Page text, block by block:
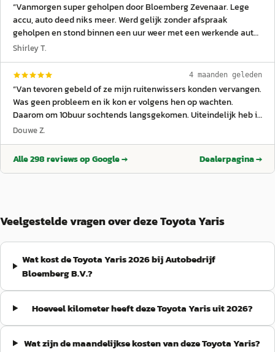
“Vanmorgen super geholpen door Bloemberg Zevenaar. Lege
accu, auto deed niks meer. Werd gelijk zonder afspraak
geholpen en stond binnen een uur weer met een werkende auto
buiten!!!”
Shirley T.
4 maanden geleden
“Van tevoren gebeld of ze mijn ruitenwissers konden vervangen.
Was geen probleem en ik kon er volgens hen op wachten.
Daarom om 10buur sochtends langsgekomen. Uiteindelijk heb ik
ruim 2 uur moeten wachten voordat ik geholpen werd zonder dat
houding bij de receptie kwam bovendien onverschillig over.
Alsof dat nog niet genoeg was, duurde het ook nog eens een
is de laatste keer. Reaktie garage: de volgende morgen heeft de
garage direct contact met ons opgenomen en zijn excuses
aangeboden. Ik waardeer dat de garage zelf contact heeft
opgenomen en openstaan voor intern onderzoek. Ik hoop dat de
garage intern goed zal kijken naar de planning en de
communicatie aan de balie, zodat dit bij andere klanten niet
meer gebeurt.”
Douwe Z.
Alle298reviews op Google → Dealerpagina →
Veelgestelde vragen over deze Toyota Yaris
Wat kost de Toyota Yaris 2026 bij Autobedrijf
Bloemberg B.V.?
Hoeveel kilometer heeft deze Toyota Yaris uit 2026?
Wat zijn de maandelijkse kosten van deze Toyota Yaris?